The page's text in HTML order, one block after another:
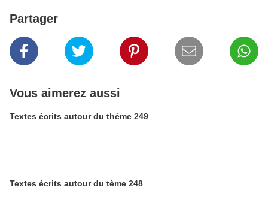
Partager
Vous aimerez aussi
Textes écrits autour du thème 249
Textes écrits autour du tème 248